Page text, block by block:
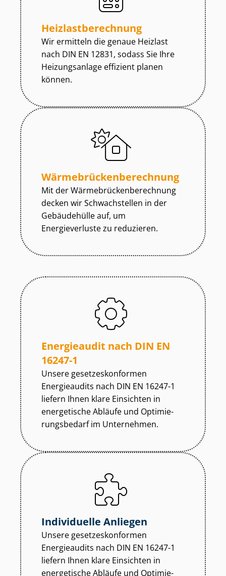
Heiz­last­be­rech­nung
Wir ermitteln die genaue Heizlast
nach DIN EN 12831, sodass Sie Ihre
Heizungsanlage effizient planen
können.
Wär­me­brü­cken­be­rech­nung
Mit der Wär­me­brü­cken­be­rech­nung
decken wir Schwachstellen in der
Gebäudehülle auf, um
Energieverluste zu reduzieren.
Energieaudit nach DIN EN
16247-1
Unsere ge­set­zes­kon­for­men
Energieaudits nach DIN EN 16247-1
liefern Ihnen klare Einsichten in
energetische Abläufe und Op­ti­mie­
rungs­be­darf im Unternehmen.
Individuelle Anliegen
Unsere ge­set­zes­kon­for­men
Energieaudits nach DIN EN 16247-1
liefern Ihnen klare Einsichten in
energetische Abläufe und Op­ti­mie­